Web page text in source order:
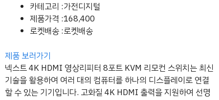
카테고리 :가전디지털
제품가격 :168,400
로켓배송 :로켓배송
제품 보러가기
넥스트 4K HDMI 영상리피터 8포트 KVM 리모컨 스위치는 최신
기술을 활용하여 여러 대의 컴퓨터를 하나의 디스플레이로 연결
할 수 있는 기기입니다. 고화질 4K HDMI 출력을 지원하여 선명